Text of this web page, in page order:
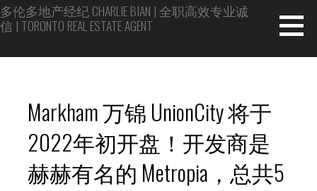
Skip
to
多伦多地产经纪 CHARLIE BIAN | 全职高效专业诚
信 | TORONTO REAL ESTATE AGENT
Markham 万锦 UnionCity 将于
2022年初开盘！开发商是
赫赫有名的 Metropia，总共5